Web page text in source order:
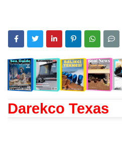
Darekco Texas